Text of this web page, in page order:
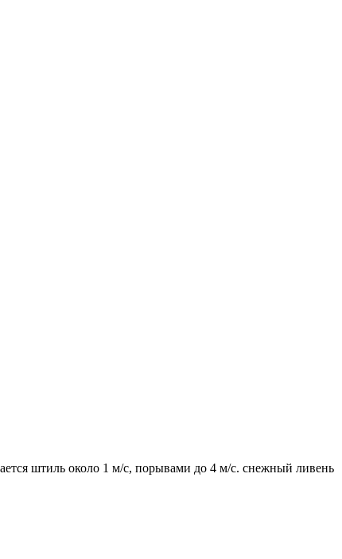
штиль около 1 м/с, порывами до 4 м/с. снежный ливень